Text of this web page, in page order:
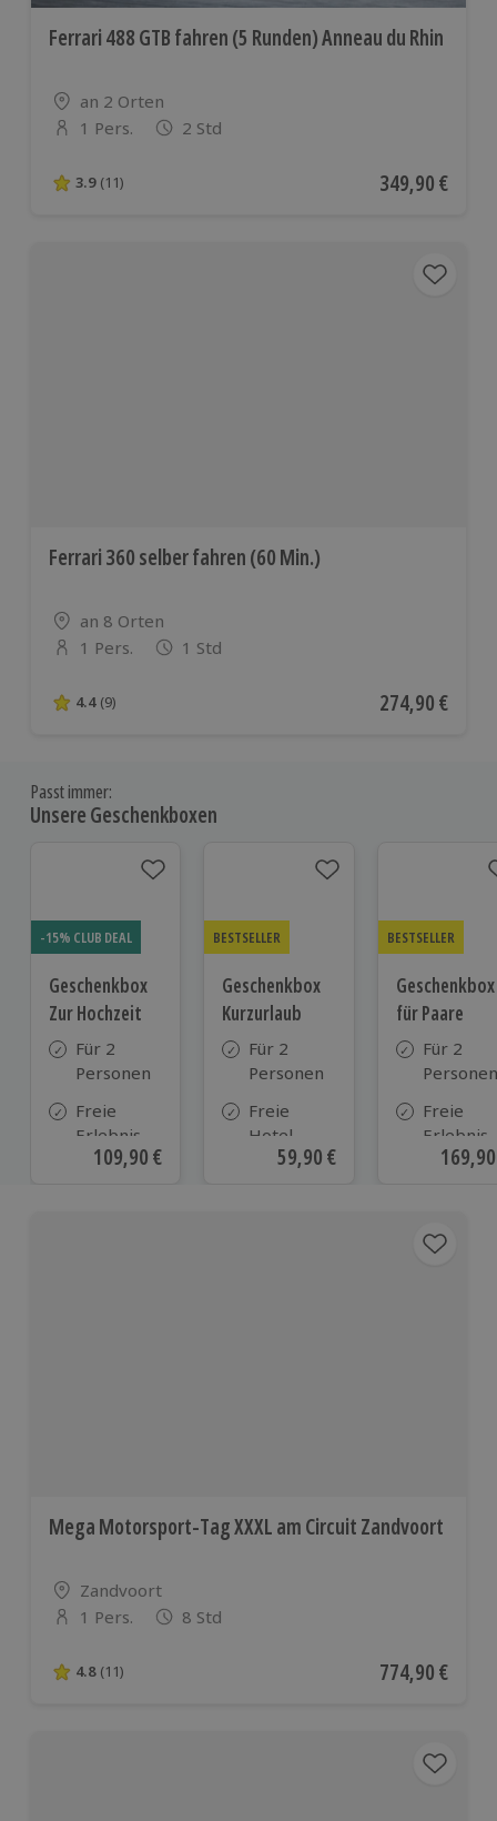
Ferrari 488 GTB fahren (5 Runden) Anneau du Rhin
Standort
an 2 Orten
Anzahl der Teilnehmer
1 Pers. 2 Std
3.9 von 5 Sternen basierend auf 11 Bewertungen
3.9 (11) Aktueller Preis
349,90 €
Ferrari 360 selber fahren (60 Min.)
Standort
an 8 Orten
Anzahl der Teilnehmer
1 Pers. 1 Std
4.4 von 5 Sternen basierend auf 9 Bewertungen
4.4 (9) Aktueller Preis
274,90 €
Passt immer:
Unsere Geschenkboxen
-15% CLUB DEAL
Geschenkbox
Zur Hochzeit
Für 2
Personen
Freie
Erlebnis-
Auswahl
Aktueller Preis
109,90 €
BESTSELLER
Geschenkbox
Kurzurlaub
Für 2
Personen
Freie
Hotel-
Auswahl
Aktueller Preis
59,90 €
BESTSELLER
Geschenkbox
für Paare
Für 2
Personen
Freie
Erlebnis-
Auswahl
Mega Motorsport-Tag XXXL am Circuit Zandvoort
Standort
Zandvoort
Anzahl der Teilnehmer
1 Pers. 8 Std
4.8 von 5 Sternen basierend auf 11 Bewertungen
4.8 (11) Aktueller Preis
774,90 €